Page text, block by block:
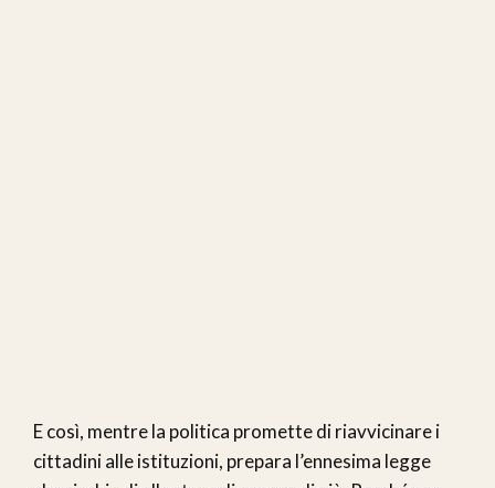
E così, mentre la politica promette di riavvicinare i
cittadini alle istituzioni, prepara l’ennesima legge